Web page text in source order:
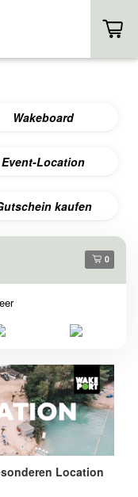
Wakeboard
Event-Location
kaufen
0
Location